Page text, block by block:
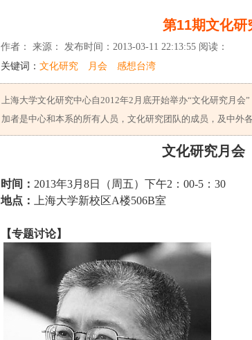
第11期文化研
作者： 来源： 发布时间：2013-03-11 22:13:55 阅读：
关键词： 文化研究 月会 感想台湾
上海大学文化研究中心自2012年2月底开始举办“文化研究月会
加者是中心和本系的所有人员，文化研究团队的成员，及中外
文化研究月会
时间： 2013年3月8日（周五）下午2：00-5：30
地点：
上海大学新校区A楼506B室
【专题讨论】